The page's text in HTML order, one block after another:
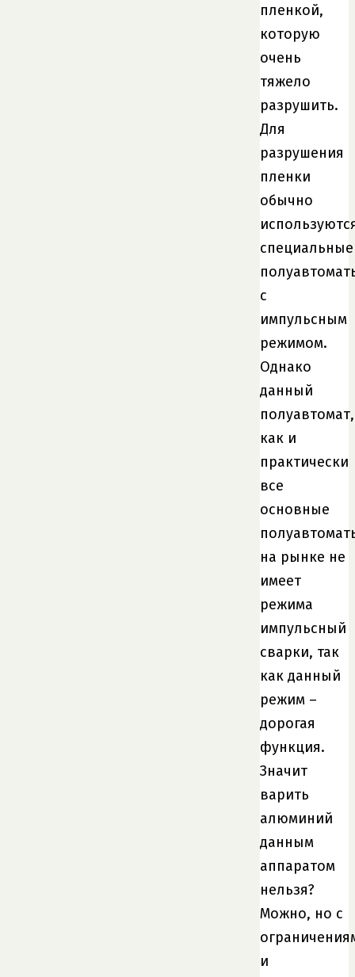
пленкой,
которую
очень
тяжело
разрушить.
Для
разрушения
пленки
обычно
специальные
с
импульсным
режимом.
Однако
данный
полуавтомат,
как и
практически
все
основные
на рынке не
имеет
режима
импульсный
сварки, так
как данный
режим –
дорогая
функция.
Значит
варить
алюминий
данным
аппаратом
нельзя?
Можно, но с
и